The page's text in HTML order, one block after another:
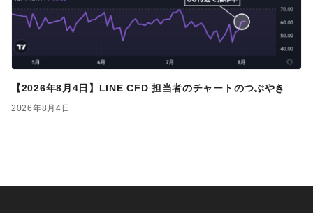
【2026年8月4日】LINE CFD 担当者のチャートのつぶやき
2026年8月4日